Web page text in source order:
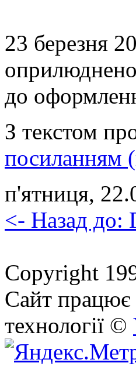
23 березня
до
З текстом
посиланням
п'ятниця,
<- Назад до:
Copyright
Сайт
технології ©